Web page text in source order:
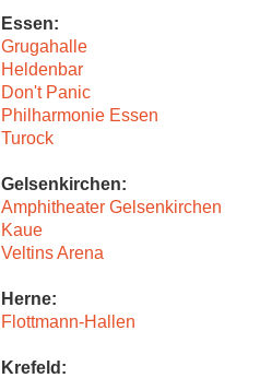
Essen:
Grugahalle
Heldenbar
Don't Panic
Philharmonie Essen
Turock
Gelsenkirchen:
Amphitheater Gelsenkirchen
Kaue
Veltins Arena
Herne:
Flottmann-Hallen
Krefeld: